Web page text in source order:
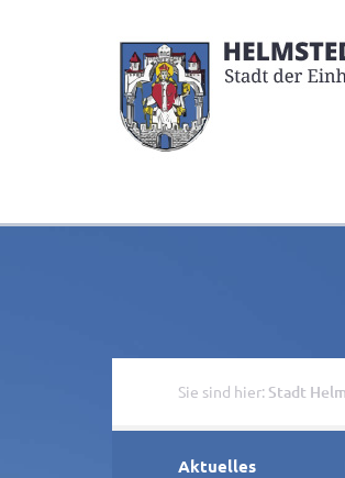
Sie sind hier: Stadt
Aktuelles